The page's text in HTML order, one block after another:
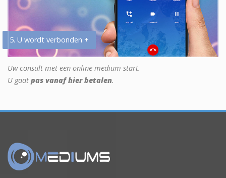
5. U wordt verbonden +
Uw consult met een online medium start.
U gaat pas vanaf hier betalen.